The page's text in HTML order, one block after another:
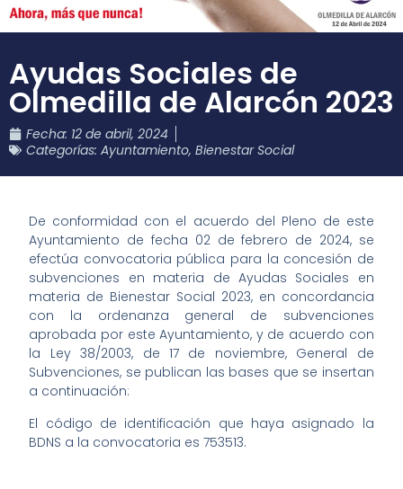
Ayudas Sociales de
Olmedilla de Alarcón 2023
Fecha: 12 de abril, 2024
Categorías: Ayuntamiento, Bienestar Social
De conformidad con el acuerdo del Pleno de este
Ayuntamiento de fecha 02 de febrero de 2024, se
efectúa convocatoria pública para la concesión de
subvenciones en materia de Ayudas Sociales en
materia de Bienestar Social 2023, en concordancia
con la ordenanza general de subvenciones
aprobada por este Ayuntamiento, y de acuerdo con
la Ley 38/2003, de 17 de noviembre, General de
Subvenciones, se publican las bases que se insertan
a continuación:
El código de identificación que haya asignado la
BDNS a la convocatoria es 753513.